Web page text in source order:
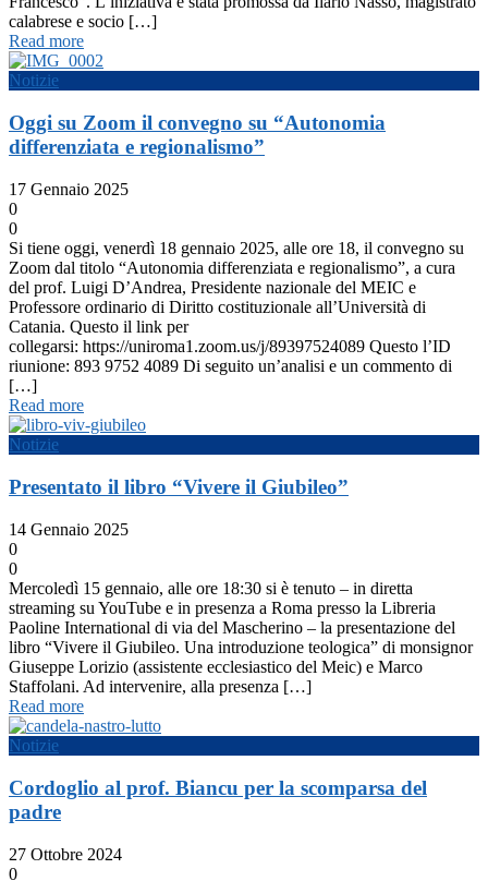
calabrese e socio […]
Read more
Notizie
Oggi su Zoom il convegno su “Autonomia
differenziata e regionalismo”
17 Gennaio 2025
0
0
Si tiene oggi, venerdì 18 gennaio 2025, alle ore 18, il convegno su
Zoom dal titolo “Autonomia differenziata e regionalismo”, a cura
del prof. Luigi D’Andrea, Presidente nazionale del MEIC e
Professore ordinario di Diritto costituzionale all’Università di
Catania. Questo il link per
collegarsi: https://uniroma1.zoom.us/j/89397524089 Questo l’ID
riunione: 893 9752 4089 Di seguito un’analisi e un commento di
[…]
Read more
Notizie
Presentato il libro “Vivere il Giubileo”
14 Gennaio 2025
0
0
Mercoledì 15 gennaio, alle ore 18:30 si è tenuto – in diretta
streaming su YouTube e in presenza a Roma presso la Libreria
Paoline International di via del Mascherino – la presentazione del
libro “Vivere il Giubileo. Una introduzione teologica” di monsignor
Giuseppe Lorizio (assistente ecclesiastico del Meic) e Marco
Staffolani. Ad intervenire, alla presenza […]
Read more
Notizie
Cordoglio al prof. Biancu per la scomparsa del
padre
27 Ottobre 2024
0